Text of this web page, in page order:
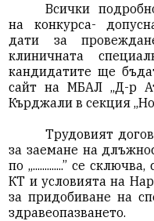
Всички
на конкурса-
дати за
клиничната
кандидатите ще
сайт на МБАЛ „Д-р
Кърджали в секция
Трудовият
за заемане на
по „.............” се
КТ и условията на
за придобиване на
здравеопазването.